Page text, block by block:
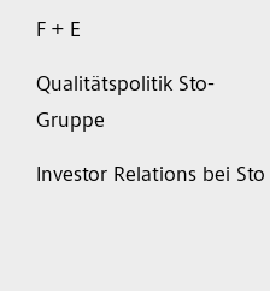
F + E
Qualitätspolitik Sto-
Gruppe
Investor Relations bei Sto